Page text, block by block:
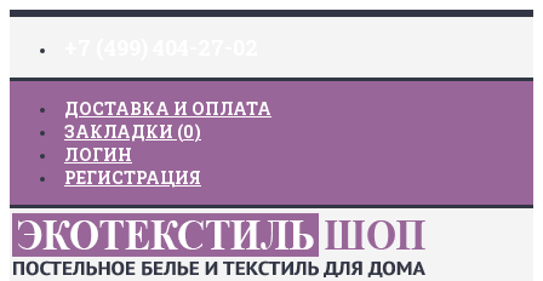
ДОСТАВКА И ОПЛАТА
ЗАКЛАДКИ (0)
ЛОГИН
РЕГИСТРАЦИЯ